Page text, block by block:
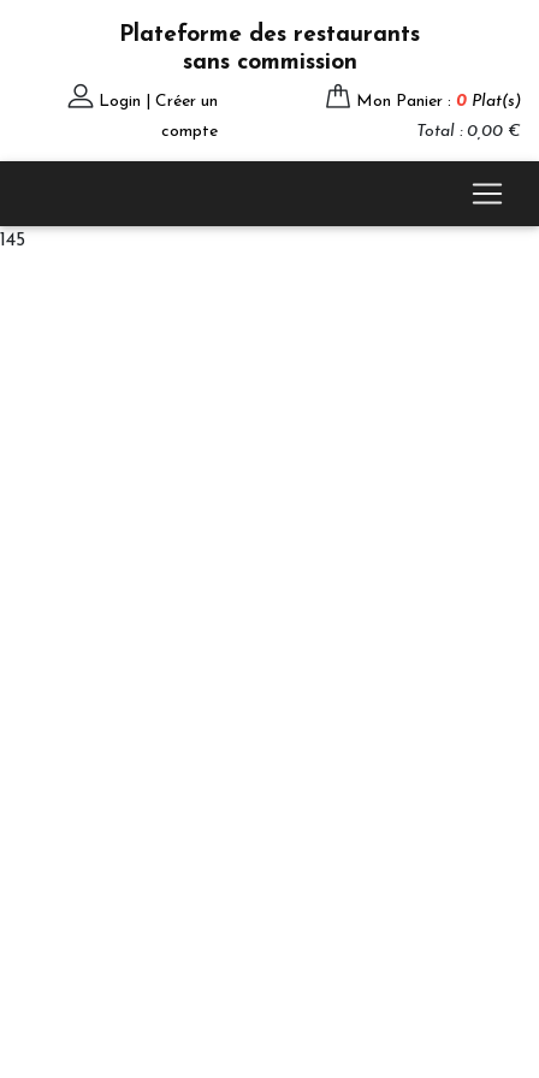
Plateforme des restaurants
sans commission
Login | Créer un
compte
Mon Panier : 0 Plat(s)
Total : 0,00 €
145